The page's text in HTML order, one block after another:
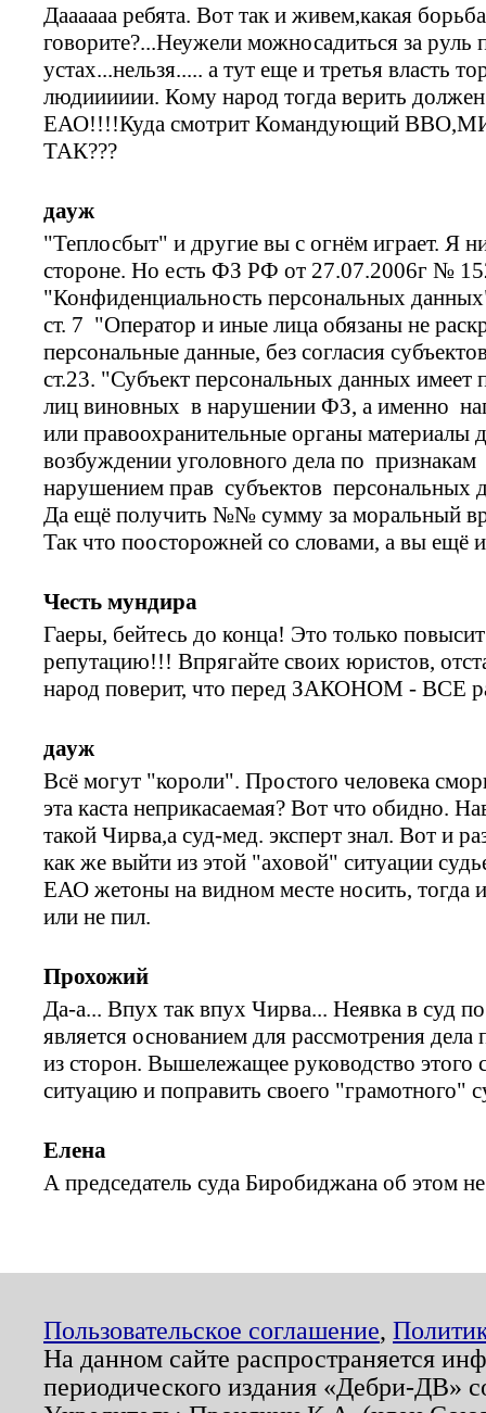
Даааааа ребята. Вот так и живем,какая
говорите?...Неужели можносадиться за руль
устах...нельзя..... а тут еще и третья власть
людииииии. Кому народ тогда верить
ЕАО!!!!Куда смотрит Командующий
ТАК???
дауж
"Теплосбыт" и другие вы с огнём играет. Я
стороне. Но есть ФЗ РФ от 27.07.2006г №
"Конфиденциальность персональных
ст. 7 "Оператор и иные лица обязаны не
персональные данные, без согласия
ст.23. "Субъект персональных данных имеет
лиц виновных в нарушении ФЗ, а именно
или правоохранительные органы материалы
возбуждении уголовного дела по признакам
нарушением прав субъектов персональных
Да ещё получить №№ сумму за моральный
Так что поосторожней со словами, а вы ещё
Честь мундира
Гаеры, бейтесь до конца! Это только
репутацию!!! Впрягайте своих юристов,
народ поверит, что перед ЗАКОНОМ - ВСЕ
дауж
Всё могут "короли". Простого человека
эта каста неприкасаемая? Вот что обидно.
такой Чирва,а суд-мед. эксперт знал. Вот и
как же выйти из этой "аховой" ситуации
ЕАО жетоны на видном месте носить, тогда
или не пил.
Прохожий
Да-а... Впух так впух Чирва... Неявка в суд
является основанием для рассмотрения
из сторон. Вышележащее руководство этого
ситуацию и поправить своего "грамотного"
Елена
А председатель суда Биробиджана об этом не
Пользовательское соглашение,
На данном сайте распространяется
периодического издания «Дебри-ДВ»